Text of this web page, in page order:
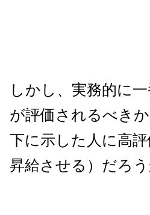
しかし、実務的に
が評価されるべき
下に示した人に高
昇給させる）だろう